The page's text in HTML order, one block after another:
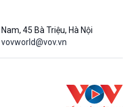
45 Bà Triệu, Hà Nội